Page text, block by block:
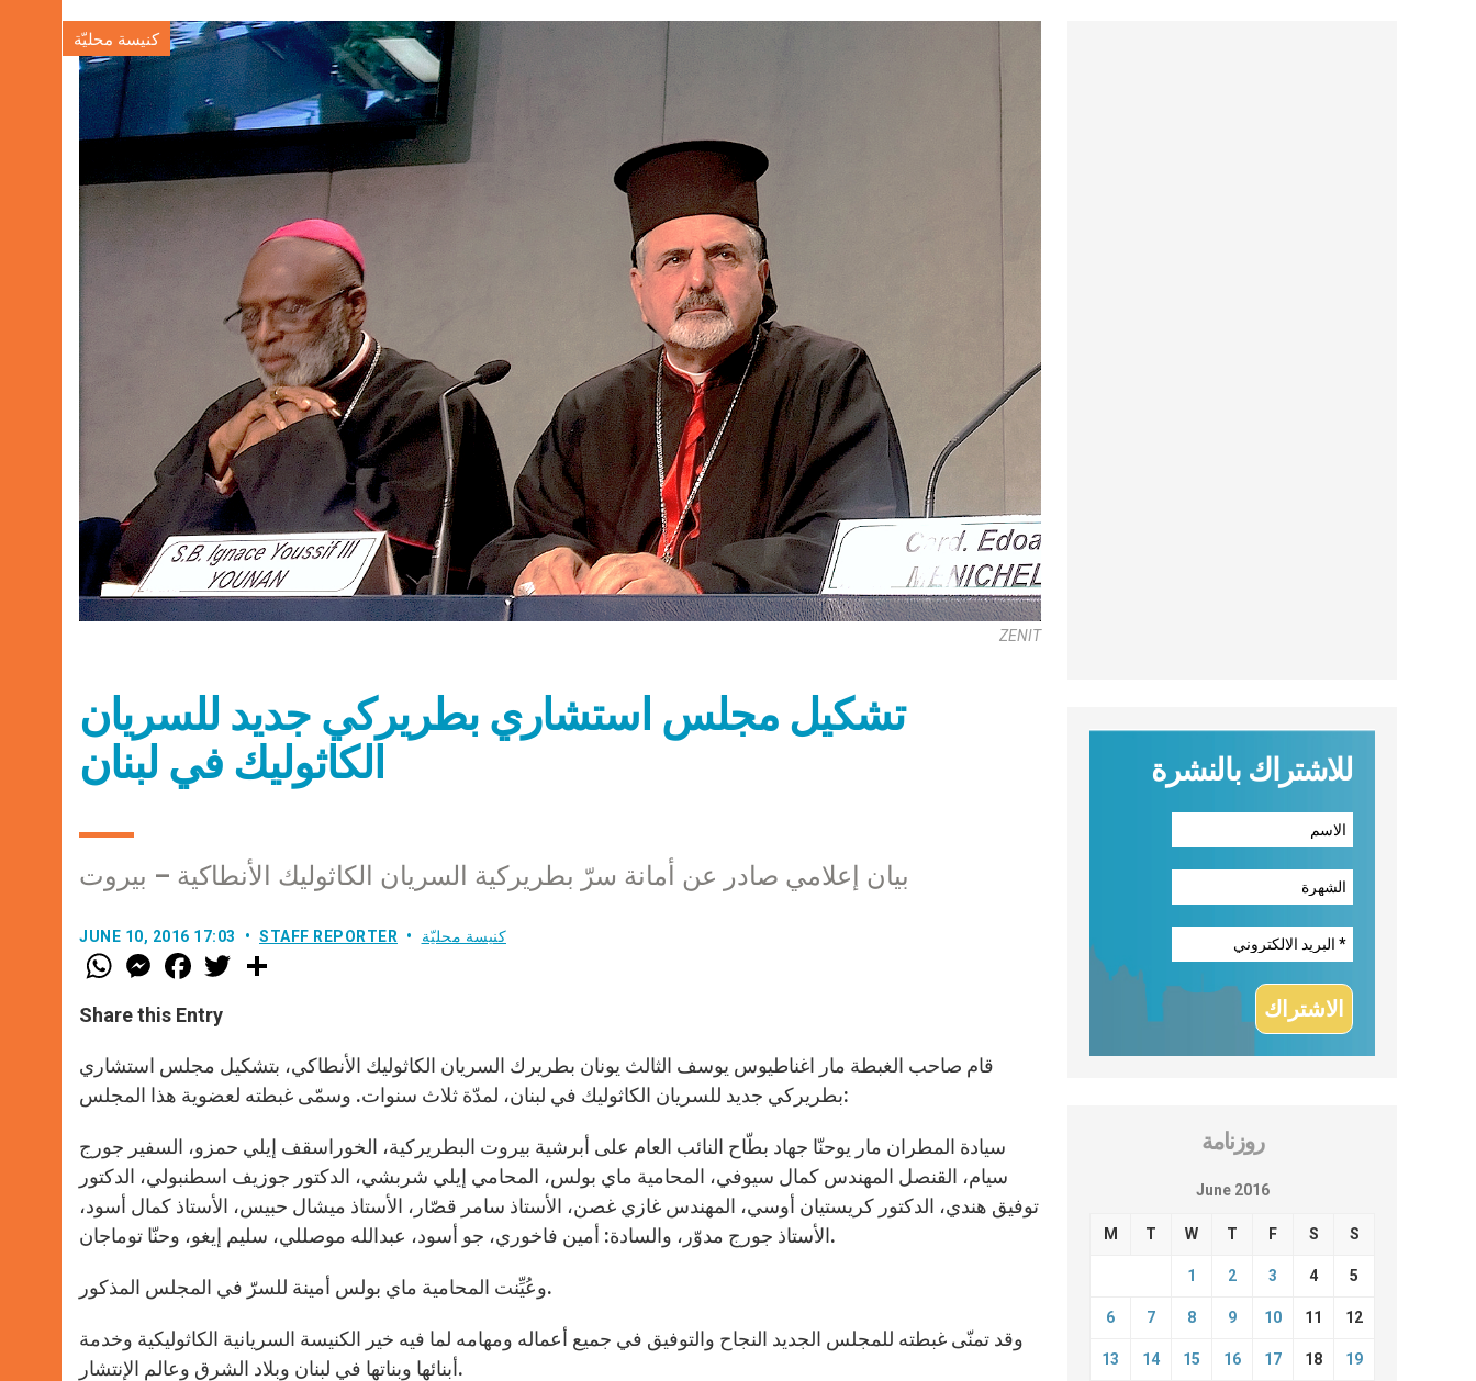
كنيسة محليّة
ZENIT
تشكيل مجلس استشاري بطريركي جديد للسريان
الكاثوليك في لبنان
بيان إعلامي صادر عن أمانة سرّ بطريركية السريان الكاثوليك الأنطاكية – بيروت
JUNE 10, 2016 17:03 STAFF REPORTER كنيسة محليّة
W
h
t
s
p
p
M
e
s
e
e
r
F
a
e
b
o
k
w
r
Share this Entry
قام صاحب الغبطة مار اغناطيوس يوسف الثالث يونان بطريرك السريان الكاثوليك الأنطاكي، بتشكيل مجلس استشاري
بطريركي جديد للسريان الكاثوليك في لبنان، لمدّة ثلاث سنوات. وسمّى غبطته لعضوية هذا المجلس:
سيادة المطران مار يوحنّا جهاد بطّاح النائب العام على أبرشية بيروت البطريركية، الخوراسقف إيلي حمزو، السفير جورج
سيام، القنصل المهندس كمال سيوفي، المحامية ماي بولس، المحامي إيلي شربشي، الدكتور جوزيف اسطنبولي، الدكتور
توفيق هندي، الدكتور كريستيان أوسي، المهندس غازي غصن، الأستاذ سامر قصّار، الأستاذ ميشال حبيس، الأستاذ كمال أسود،
الأستاذ جورج مدوّر، والسادة: أمين فاخوري، جو أسود، عبدالله موصللي، سليم إيغو، وحنّا توماجان.
وعُيِّنت المحامية ماي بولس أمينة للسرّ في المجلس المذكور.
وقد تمنّى غبطته للمجلس الجديد النجاح والتوفيق في جميع أعماله ومهامه لما فيه خير الكنيسة السريانية الكاثوليكية وخدمة
أبنائها وبناتها في لبنان وبلاد الشرق وعالم الإنتشار.
للاشتراك بالنشرة
روزنامة
June 2016
M T W T F S S
1 2 3 4 5
6 7 8 9 10 11 12
13 14 15 16 17 18 19